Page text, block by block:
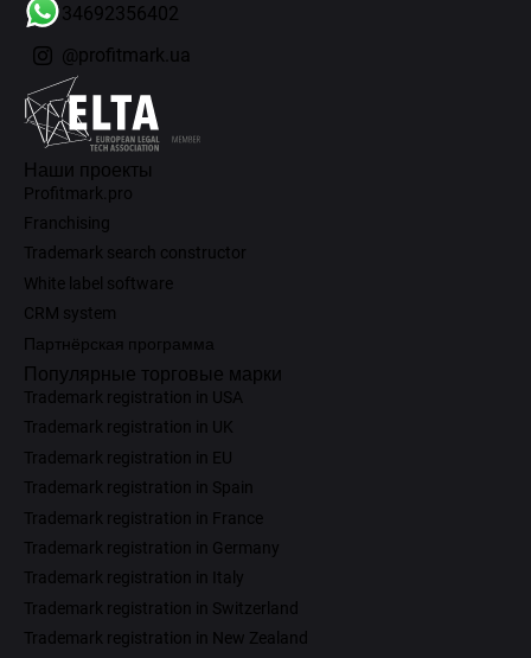
34692356402
@profitmark.ua
Наши проекты
Profitmark.pro
Franchising
Trademark search constructor
White label software
CRM system
Партнёрская программа
Популярные торговые марки
Trademark registration in USA
Trademark registration in UK
Trademark registration in EU
Trademark registration in Spain
Trademark registration in France
Trademark registration in Germany
Trademark registration in Italy
Trademark registration in Switzerland
Trademark registration in New Zealand